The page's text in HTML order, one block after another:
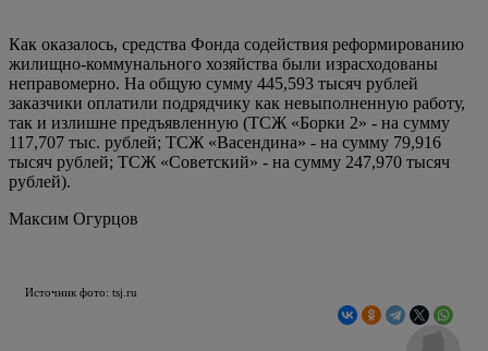
Как оказалось, средства Фонда содействия реформированию
жилищно-коммунального хозяйства были израсходованы
неправомерно. На общую сумму 445,593 тысяч рублей
заказчики оплатили подрядчику как невыполненную работу,
так и излишне предъявленную (ТСЖ «Борки 2» - на сумму
117,707 тыс. рублей; ТСЖ «Васендина» - на сумму 79,916
тысяч рублей; ТСЖ «Советский» - на сумму 247,970 тысяч
рублей).
Максим Огурцов
Источник фото: tsj.ru